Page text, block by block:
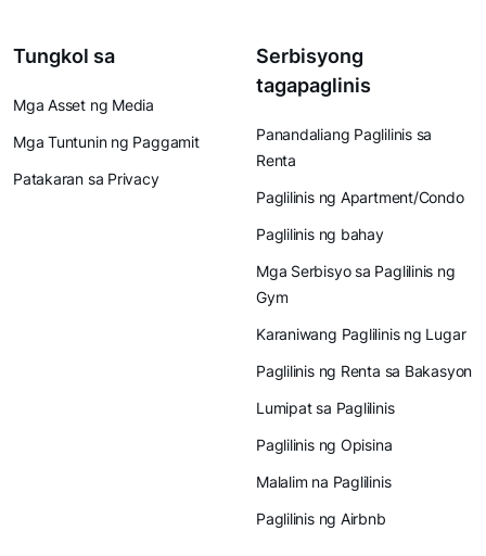
Tungkol sa
Mga Asset ng Media
Mga Tuntunin ng Paggamit
Patakaran sa Privacy
Serbisyong
tagapaglinis
Panandaliang Paglilinis sa
Renta
Paglilinis ng Apartment/Condo
Paglilinis ng bahay
Mga Serbisyo sa Paglilinis ng
Gym
Karaniwang Paglilinis ng Lugar
Paglilinis ng Renta sa Bakasyon
Lumipat sa Paglilinis
Paglilinis ng Opisina
Malalim na Paglilinis
Paglilinis ng Airbnb